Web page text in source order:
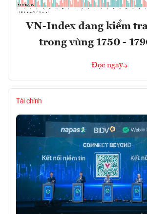
VN-Index đang kiểm
trong vùng 1750 -
Đọc ngay
Tài chính